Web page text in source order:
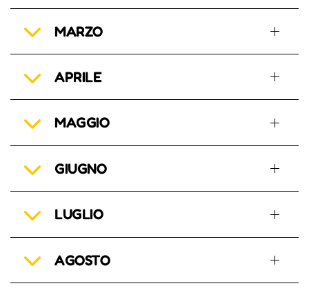
MARZO
APRILE
MAGGIO
GIUGNO
LUGLIO
AGOSTO